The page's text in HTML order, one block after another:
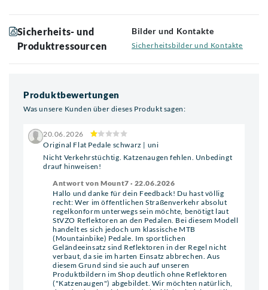
Sicherheits- und
Produktressourcen
Bilder und Kontakte
Sicherheitsbilder und Kontakte
Produktbewertungen
Was unsere Kunden über dieses Produkt sagen:
20.06.2026
Original Flat Pedale schwarz | uni
Nicht Verkehrstüchtig. Katzenaugen fehlen. Unbedingt
drauf hinweisen!
Antwort von Mount7 · 22.06.2026
Hallo und danke für dein Feedback! Du hast völlig
recht: Wer im öffentlichen Straßenverkehr absolut
regelkonform unterwegs sein möchte, benötigt laut
StVZO Reflektoren an den Pedalen. Bei diesem Modell
handelt es sich jedoch um klassische MTB
(Mountainbike) Pedale. Im sportlichen
Geländeeinsatz sind Reflektoren in der Regel nicht
verbaut, da sie im harten Einsatz abbrechen. Aus
diesem Grund sind sie auch auf unseren
Produktbildern im Shop deutlich ohne Reflektoren
("Katzenaugen") abgebildet. Wir möchten natürlich,